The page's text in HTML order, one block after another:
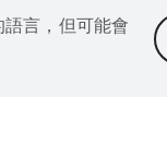
言，但可能會